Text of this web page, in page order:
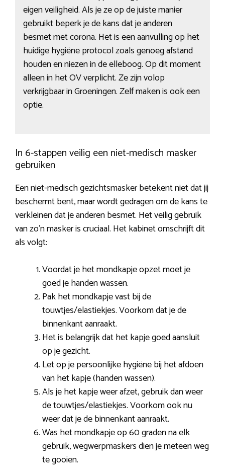
eigen veiligheid. Als je ze op de juiste manier
gebruikt beperk je de kans dat je anderen
besmet met corona. Het is een aanvulling op het
huidige hygiëne protocol zoals genoeg afstand
houden en niezen in de elleboog. Op dit moment
alleen in het OV verplicht. Ze zijn volop
verkrijgbaar in Groeningen. Zelf maken is ook een
optie.
In 6-stappen veilig een niet-medisch masker
gebruiken
Een niet-medisch gezichtsmasker betekent niet dat jij
beschermt bent, maar wordt gedragen om de kans te
verkleinen dat je anderen besmet. Het veilig gebruik
van zo’n masker is cruciaal. Het kabinet omschrijft dit
als volgt:
Voordat je het mondkapje opzet moet je
goed je handen wassen.
Pak het mondkapje vast bij de
touwtjes/elastiekjes. Voorkom dat je de
binnenkant aanraakt.
Het is belangrijk dat het kapje goed aansluit
op je gezicht.
Let op je persoonlijke hygiëne bij het afdoen
van het kapje (handen wassen).
Als je het kapje weer afzet, gebruik dan weer
de touwtjes/elastiekjes. Voorkom ook nu
weer dat je de binnenkant aanraakt.
Was het mondkapje op 60 graden na elk
gebruik, wegwerpmaskers dien je meteen weg
te gooien.